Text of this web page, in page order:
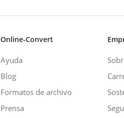
Online-Convert
Ayuda
Blog
Formatos de archivo
Prensa